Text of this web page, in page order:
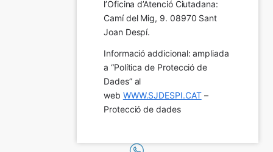
l’Oficina d’Atenció Ciutadana:
Camí del Mig, 9. 08970 Sant
Joan Despí.
Informació addicional: ampliada
a “Política de Protecció de
Dades” al
web WWW.SJDESPI.CAT –
Protecció de dades